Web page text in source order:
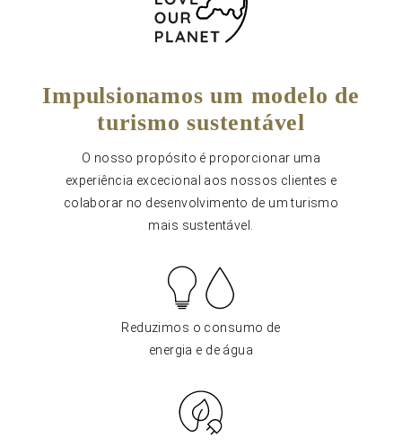
Impulsionamos um modelo de
turismo sustentável
O nosso propósito é proporcionar uma
experiência excecional aos nossos clientes e
colaborar no desenvolvimento de um turismo
mais sustentável.
Reduzimos o consumo de
energia e de água